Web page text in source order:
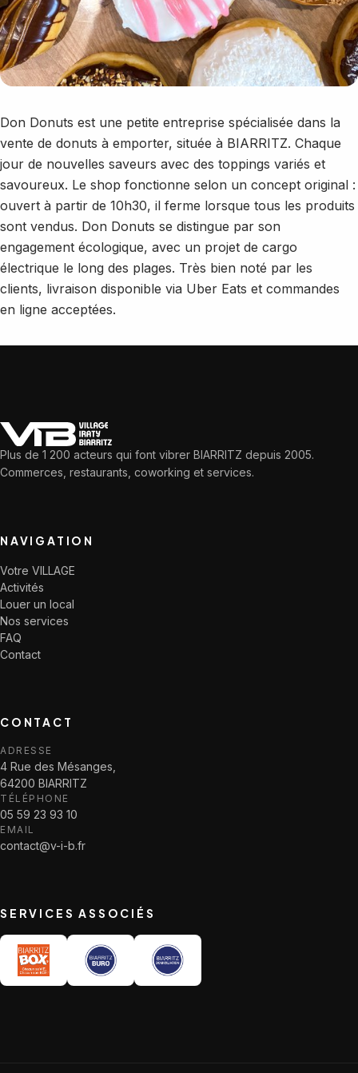
Don Donuts est une petite entreprise spécialisée dans la
vente de donuts à emporter, située à BIARRITZ. Chaque
jour de nouvelles saveurs avec des toppings variés et
savoureux. Le shop fonctionne selon un concept original :
ouvert à partir de 10h30, il ferme lorsque tous les produits
sont vendus. Don Donuts se distingue par son
engagement écologique, avec un projet de cargo
électrique le long des plages. Très bien noté par les
clients, livraison disponible via Uber Eats et commandes
en ligne acceptées.
Plus de 1 200 acteurs qui font vibrer BIARRITZ depuis 2005.
Commerces, restaurants, coworking et services.
NAVIGATION
Votre VILLAGE
Activités
Louer un local
Nos services
FAQ
Contact
CONTACT
ADRESSE
4 Rue des Mésanges,
64200 BIARRITZ
TÉLÉPHONE
05 59 23 93 10
EMAIL
contact@v-i-b.fr
SERVICES ASSOCIÉS